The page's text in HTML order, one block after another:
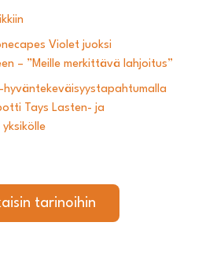
Violet juoksi
– ”Meille merkittävä lahjoitus”
hyväntekeväisyystapahtumalla
Tays Lasten- ja
tarinoihin